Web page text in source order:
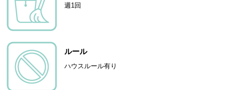
週1回
ルール
ハウスルール有り